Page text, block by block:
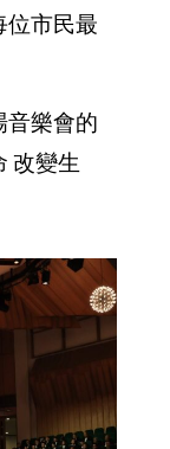
位市民最
音樂會的
改變生